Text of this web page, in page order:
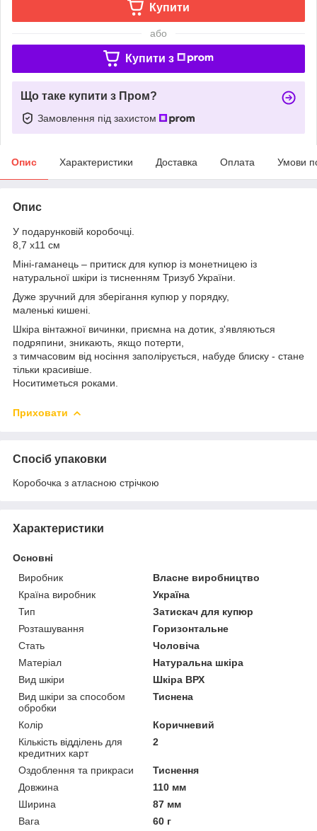
Купити
або
Купити з
Що таке купити з Пром?
Замовлення під захистом
Опис Характеристики Доставка Оплата Умови
Опис
У подарунковій коробочці.
8,7 х11 см
Міні-гаманець – притиск для купюр із монетницею із
натуральної шкіри із тисненням Тризуб України.
Дуже зручний для зберігання купюр у порядку,
маленькі кишені.
Шкіра вінтажної вичинки, приємна на дотик, з'являються
подряпини, зникають, якщо потерти,
з тимчасовим від носіння заполірується, набуде блиску - стане
тільки красивіше.
Носитиметься роками.
Приховати
Спосіб упаковки
Коробочка з атласною стрічкою
Характеристики
Основні
Виробник
Власне виробництво
Країна виробник
Україна
Тип
Затискач для купюр
Розташування
Горизонтальне
Стать
Чоловіча
Матеріал
Натуральна шкіра
Вид шкіри
Шкіра ВРХ
Вид шкіри за способом
обробки
Тиснена
Колір
Коричневий
Кількість відділень для
кредитних карт
2
Оздоблення та прикраси
Тиснення
Довжина
110 мм
Ширина
87 мм
Вага
60 г